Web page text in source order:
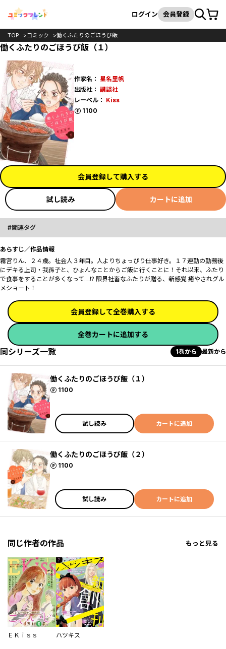
検索
ログイン 会員登録カート
TOP コミック 働くふたりのごほうび飯
働くふたりのごほうび飯（１）
作家名： 星名里帆
出版社： 講談社
レーベル： Kiss
1100
ポイント
会員登録して購入する
試し読み カートに追加
関連タグ
あらすじ／作品情報
霧宮りん、２４歳。社会人３年目。人よりちょっぴり仕事好き。１７連勤の勤務後
にデキる上司・我孫子と、ひょんなことからご飯に行くことに！それ以来、ふたり
で食事をすることが多くなって…!? 限界社畜なふたりが贈る、新感覚 癒やされグル
メショート！
会員登録して全巻購入する
全巻カートに追加する
同シリーズ一覧 1巻から 最新から
働くふたりのごほうび飯（１）
1100
ポイント
試し読み カートに追加
働くふたりのごほうび飯（２）
1100
ポイント
試し読み カートに追加
同じ作者の作品 もっと見る
ＥＫｉｓｓ ハツキス